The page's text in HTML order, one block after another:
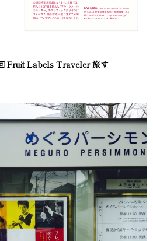
Fruit Labels Traveler 旅す